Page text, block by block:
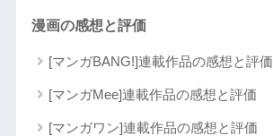
漫画の感想と評価
[マンガBANG!]連載作品の感想と評価
[マンガMee]連載作品の感想と評価
[マンガワン]連載作品の感想と評価